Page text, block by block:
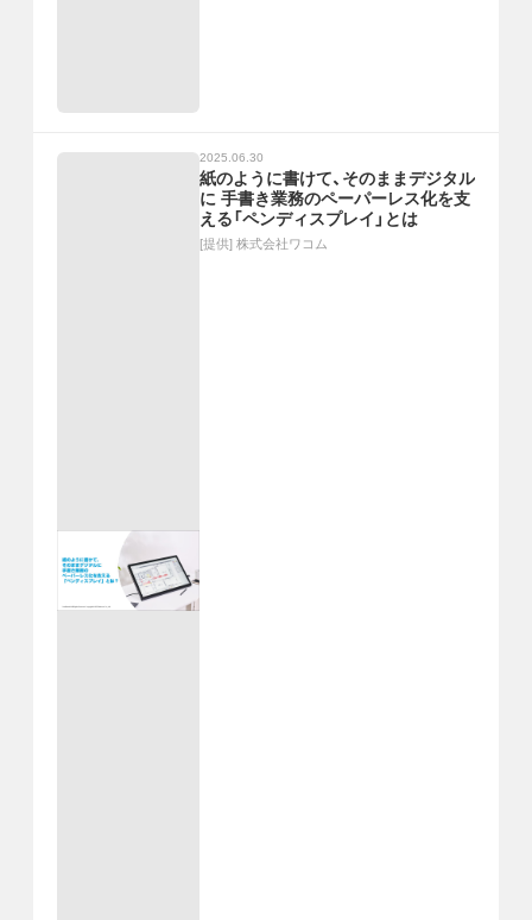
2025.06.30
紙のように書けて、そのままデジタル
に 手書き業務のペーパーレス化を支
える「ペンディスプレイ」とは
[提供] 株式会社ワコム